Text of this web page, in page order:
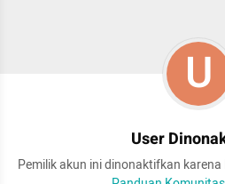
U
User
Pemilik akun ini dinonaktifkan